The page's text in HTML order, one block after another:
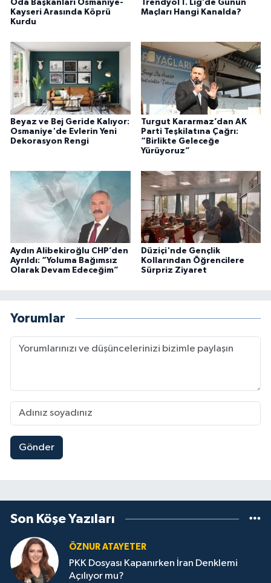
Oda Başkanları Osmaniye-
Kayseri Arasında Köprü
Kurdu
Trendyol 1. Lig’de Günün
Maçları Hangi Kanalda?
Beyaz ve Bej Geride Kalıyor:
Osmaniye'de Evlerin Yeni
Dekorasyon Rengi
Turgut Kararmaz’dan AK
Parti Teşkilatına Çağrı:
“Birlikte Geleceğe
Yürüyoruz”
Aydın Alibekiroğlu CHP’den
Ayrıldı: “Yoluma Bağımsız
Olarak Devam Edeceğim”
Düziçi'nde Gençlik
Kollarından Öğrencilere
Sürpriz Ziyaret
Yorumlar
Gönder
Son Köşe Yazıları
ÖZNUR ATAYETER
PKK Dosyası Kapanırken İran Denklemi
Açılıyor mu?